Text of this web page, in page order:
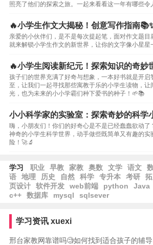
照亮了他们的探索之旅。一起来看看这一年有哪些
🔥小学生作文大揭秘！创意写作指南
亲爱的小伙伴们，是不是每次提起笔，面对作文题目
就来解锁小学生作文的新世界，让你的文字像小星星
🔥小学生阅读新纪元！探索知识的奇妙
孩子们的世界充满了好奇与想象，一本好书就是开
至，让我们一起寻找那些寓教于乐的小学生读物，
光，也为未来的小小学霸们种下爱书的种子！🌱📚
小小科学家的实验室：探索奇妙的科学
嗨，小朋友们！你们的好奇心是不是已经蠢蠢欲动
神奇的小学生科学世界，动手做些既简单又有趣的实
险！🚀🔬
学习 职业 早教 家教 奥数 文学 语文
语
地理 历史 自然 科学 专升本 考研
页设计
软件开发 web前端 python Java
c++
数据库 mysql sqlsever
学习资讯 xuexi
邢台家教网靠谱吗🧐如何找到适合孩子的辅导